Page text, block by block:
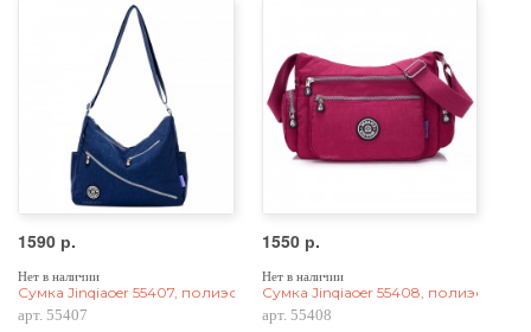
1590 р.
Нет в наличии
Сумка Jinqiaoer 55407, полиэстер, темно-синяя
арт. 55407
1550 р.
Нет в наличии
Сумка Jinqiaoer 55408, полиэстер,
арт. 55408